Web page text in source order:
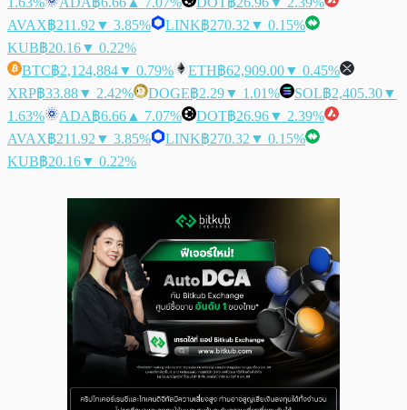
AVAX฿211.92 ▼ 3.85% LINK฿270.32 ▼ 0.15%
KUB฿20.16▼ 0.22%
BTC฿2,124,884▼ 0.79% ETH฿62,909.00▼ 0.45%
XRP฿33.88▼ 2.42% DOGE฿2.29▼ 1.01% SOL฿2,405.30▼
1.63%
ADA฿6.66 ▲ 7.07% DOT฿26.96▼ 2.39%
AVAX฿211.92 ▼ 3.85% LINK฿270.32 ▼ 0.15%
KUB฿20.16▼ 0.22%